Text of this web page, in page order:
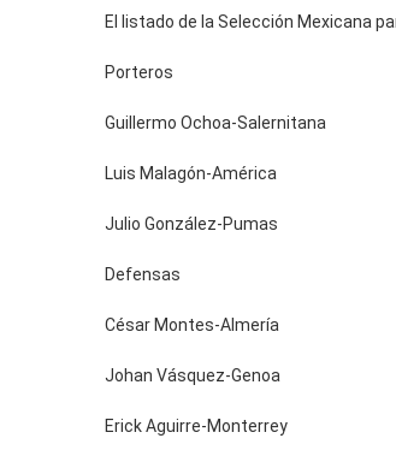
El listado de la Selección Mexicana
Porteros
Guillermo Ochoa-Salernitana
Luis Malagón-América
Julio González-Pumas
Defensas
César Montes-Almería
Johan Vásquez-Genoa
Erick Aguirre-Monterrey